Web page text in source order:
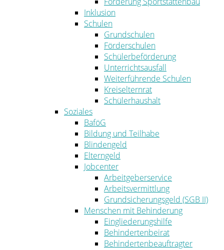
Inklusion
Schulen
Grundschulen
Förderschulen
Schülerbeförderung
Unterrichtsausfall
Weiterführende Schulen
Kreiselternrat
Schülerhaushalt
Soziales
BaföG
Bildung und Teilhabe
Blindengeld
Elterngeld
Jobcenter
Arbeitgeberservice
Arbeitsvermittlung
Grundsicherungsgeld (SGB II)
Menschen mit Behinderung
Eingliederungshilfe
Behindertenbeirat
Behindertenbeauftragter